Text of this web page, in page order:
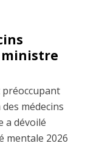
ministre
médecins
a dévoilé
mentale 2026